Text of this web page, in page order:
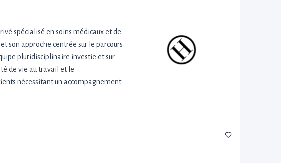
spécialisé en soins médicaux et de
son approche centrée sur le parcours
pluridisciplinaire investie et sur
de vie au travail et le
nécessitant un accompagnement